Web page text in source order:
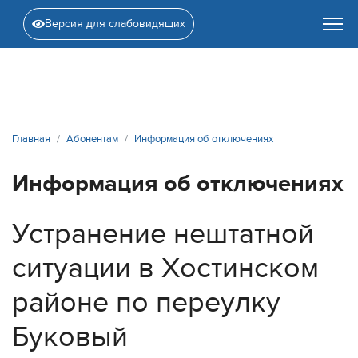
Версия для слабовидящих
Главная Абонентам Информация об отключениях
Информация об отключениях
Устранение нештатной
ситуации в Хостинском
районе по переулку
Буковый